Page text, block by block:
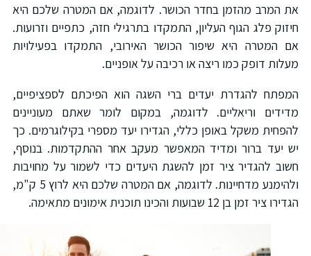
המרב מהזמן בחדר הכושר. לדוגמה, אם המטרה שלכם היא
פלג הגוף העליון, התמקדו בתרגילי חזה, כתפיים וזרועות.
המטרה היא שיפור הכושר האירובי, התמקדו בפעילויות
דופק כמו ריצה או רכיבה על אופניים.
להגדרת יעדים ברי השגה הוא הפיכתם לספציפיים,
וריאליים. לדוגמה, במקום לומר שאתם מעוניינים
משקל באופן כללי, הגדירו יעד מספרי בקילוגרמים. כך
יעד ברור ומדיד המאפשר מעקב אחר ההתקדמות. בנוסף,
להגדיר ציר זמן להשגת היעדים כדי לשמור על מחויבות
ולהימנע מדחיינות. לדוגמה, אם המטרה שלכם היא לרוץ 5 ק"מ,
ציר זמן בן 12 שבועות והכינו תוכנית אימונים מתאימה.